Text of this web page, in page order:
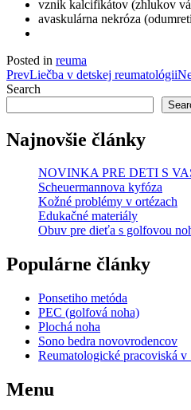
vznik kalcifikátov (zhlukov
avaskulárna nekróza
Posted in reuma
Post
navigation
PrevLiečba v detskej reumatológii
Search
Najnovšie články
NOVINKA PRE DETI S
Scheuermannova kyfóza
Kožné problémy v ortézach
Edukačné materiály
Obuv pre dieťa s golfovou
Populárne články
Ponsetiho metóda
PEC (golfová noha)
Plochá noha
Sono bedra novovrodencov
Reumatologické pracoviská v
Menu